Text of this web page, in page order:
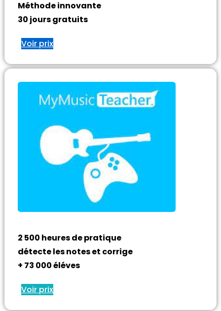
Méthode innovante
30 jours gratuits
Voir prix
2 500 heures de pratique
détecte les notes et corrige
+ 73 000 éléves
Voir prix